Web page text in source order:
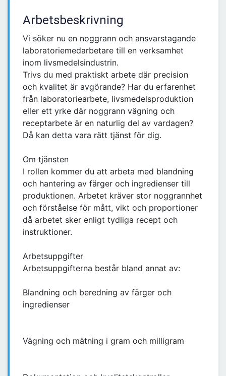
Arbetsbeskrivning
Vi söker nu en noggrann och ansvarstagande
laboratoriemedarbetare till en verksamhet
inom livsmedelsindustrin.
Trivs du med praktiskt arbete där precision
och kvalitet är avgörande? Har du erfarenhet
från laboratoriearbete, livsmedelsproduktion
eller ett yrke där noggrann vägning och
receptarbete är en naturlig del av vardagen?
Då kan detta vara rätt tjänst för dig.
Om tjänsten
I rollen kommer du att arbeta med blandning
och hantering av färger och ingredienser till
produktionen. Arbetet kräver stor noggrannhet
och förståelse för mått, vikt och proportioner
då arbetet sker enligt tydliga recept och
instruktioner.
Arbetsuppgifter
Arbetsuppgifterna består bland annat av:
Blandning och beredning av färger och
ingredienser
Vägning och mätning i gram och milligram